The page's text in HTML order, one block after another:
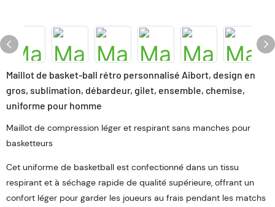
Maillot de basket-ball rétro personnalisé Aibort, design en
gros, sublimation, débardeur, gilet, ensemble, chemise,
uniforme pour homme
Maillot de compression léger et respirant sans manches pour
basketteurs
Cet uniforme de basketball est confectionné dans un tissu
respirant et à séchage rapide de qualité supérieure, offrant un
confort léger pour garder les joueurs au frais pendant les matchs